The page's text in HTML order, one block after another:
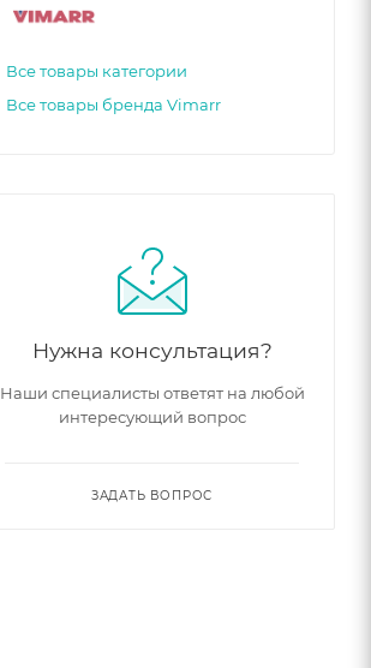
Все товары категории
Все товары бренда Vimarr
Нужна консультация?
Наши специалисты ответят на любой
интересующий вопрос
ЗАДАТЬ ВОПРОС